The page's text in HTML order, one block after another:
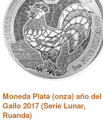
Moneda Plata (onza) año del
Gallo 2017 (Serie Lunar,
Ruanda)